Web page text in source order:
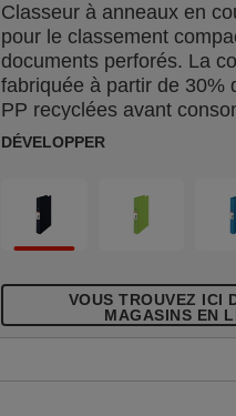
Classeur à anneaux en
pour le classement
documents perforés. La
fabriquée à partir de 30%
PP recyclées avant
DÉVELOPPER
VOUS TROUVEZ ICI
MAGASINS EN